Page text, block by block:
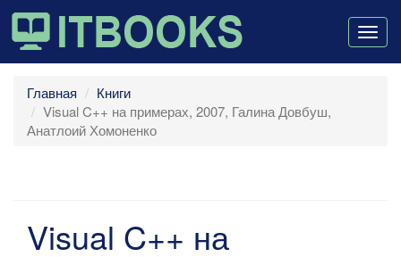
Главная
Книги
Visual C++ на примерах, 2007, Галина Довбуш,
Анатлоий Хомоненко
Visual C++ на